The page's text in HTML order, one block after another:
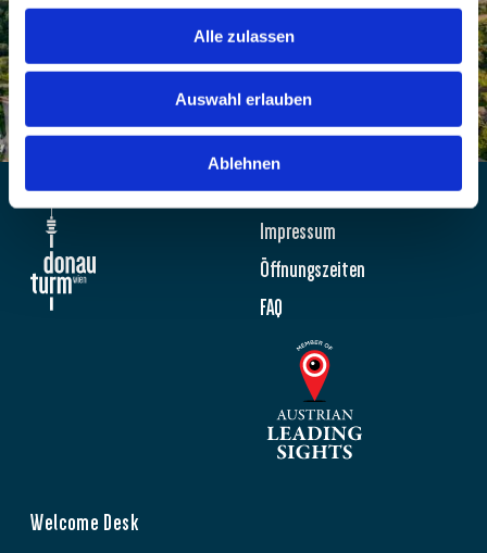
Alle zulassen
Auswahl erlauben
Ablehnen
Newsletter
Impressum
Öffnungszeiten
FAQ
Welcome Desk